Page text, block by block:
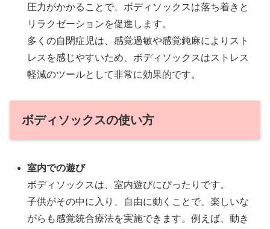
圧力がかかることで、ボディソックスは落ち着きと
リラクゼーションを促進します。
多くの自閉症児は、感覚過敏や感覚鈍麻によりスト
レスを感じやすいため、ボディソックスはストレス
軽減のツールとして非常に効果的です。
ボディソックスの使い方
室内での遊び
ボディソックスは、室内遊びにぴったりです。
子供がその中に入り、自由に動くことで、楽しいな
がらも感覚統合療法を実施できます。例えば、動き